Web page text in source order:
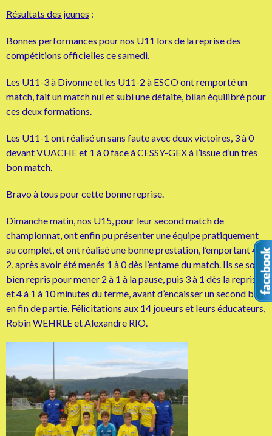
Résultats des jeunes :
Bonnes performances pour nos U11 lors de la reprise des
compétitions officielles ce samedi.
Les U11-3 à Divonne et les U11-2 à ESCO ont remporté un
match, fait un match nul et subi une défaite, bilan équilibré pour
ces deux formations.
Les U11-1 ont réalisé un sans faute avec deux victoires, 3 à 0
devant VUACHE et 1 à 0 face à CESSY-GEX à l’issue d’un très
bon match.
Bravo à tous pour cette bonne reprise.
Dimanche matin, nos U15, pour leur second match de
championnat, ont enfin pu présenter une équipe pratiquement
au complet, et ont réalisé une bonne prestation, l’emportant 4 à
2, après avoir été menés 1 à 0 dès l’entame du match. Ils se sont
bien repris pour mener 2 à 1 à la pause, puis 3 à 1 dès la reprise
et 4 à 1 à 10 minutes du terme, avant d’encaisser un second but
en fin de partie. Félicitations aux 14 joueurs et leurs éducateurs,
Robin WEHRLE et Alexandre RIO.